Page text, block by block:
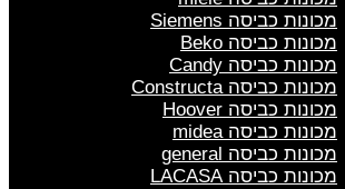
מכונות כביסה Siemens
מכונות כביסה Beko
מכונות כביסה Candy
מכונות כביסה Constructa
מכונות כביסה Hoover
מכונות כביסה midea
מכונות כביסה general
מכונות כביסה LACASA